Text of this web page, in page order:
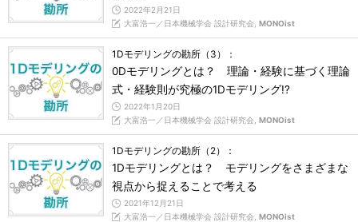
2022年2月21日
大富浩一／日本機械学会 設計研究会, MONOist
1Dモデリングの勘所（3）：
0Dモデリングとは？ 理論・経験に基づく理論
式・経験則が究極の1Dモデリング!?
2022年1月20日
大富浩一／日本機械学会 設計研究会, MONOist
1Dモデリングの勘所（2）：
1Dモデリングとは？ モデリングをさまざまな
視点から捉えることで考える
2021年12月21日
大富浩一／日本機械学会 設計研究会, MONOist